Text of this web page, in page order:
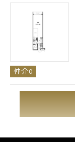
仲介0